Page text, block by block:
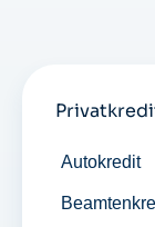
Autokredit